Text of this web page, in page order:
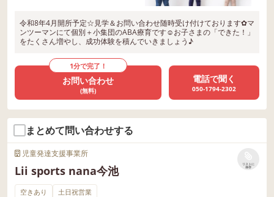
令和8年4月開所予定☆見学＆お問い合わせ随時受け付けております✿マ
ンツーマンにて個別＋小集団のABA療育です☺お子さまの「できた！」
をたくさん増やし、成功体験を積んでいきましょう♪
1分で完了！
お問い合わせ
(無料)
電話で聞く
050-1794-2302
まとめて問い合わせする
児童発達支援事業所
Lii sports nana今池
リストに
保存
空きあり 土日祝営業